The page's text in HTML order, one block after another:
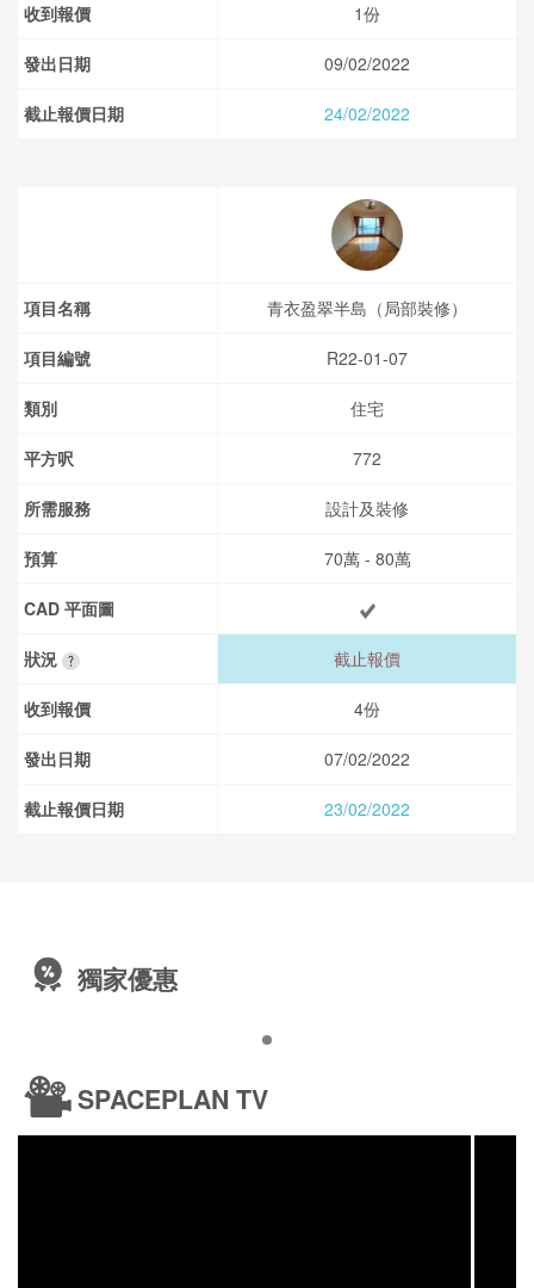
收到報價 1份
發出日期 09/02/2022
截止報價日期 24/02/2022
項目名稱 青衣盈翠半島（局部裝修）
項目編號 R22-01-07
類別 住宅
平方呎 772
所需服務 設計及裝修
預算 70萬 - 80萬
CAD 平面圖
狀況 截止報價
收到報價 4份
發出日期 07/02/2022
截止報價日期 23/02/2022
獨家優惠
SPACEPLAN TV